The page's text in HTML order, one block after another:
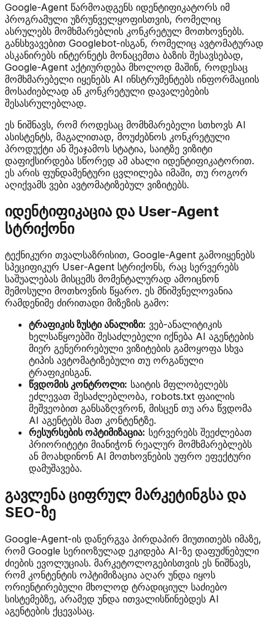
Google-Agent წარმოადგენს იდენტიფიკატორს იმ
პროგრამული უზრუნველყოფისთვის, რომელიც
ასრულებს მომხმარებლის კონკრეტულ მოთხოვნებს.
განსხვავებით Googlebot-ისგან, რომელიც ავტომატურად
ასკანირებს ინტერნეტს მონაცემთა ბაზის შესავსებად,
Google-Agent აქტიურდება მხოლოდ მაშინ, როდესაც
მომხმარებელი იყენებს AI ინსტრუმენტებს ინფორმაციის
მოსაძიებლად ან კონკრეტული დავალებების
შესასრულებლად.
ეს ნიშნავს, რომ როდესაც მომხმარებელი სთხოვს AI
ასისტენტს, მაგალითად, მოუძებნოს კონკრეტული
პროდუქტი ან შეაჯამოს სტატია, საიტზე ვიზიტი
დაფიქსირდება სწორედ ამ ახალი იდენტიფიკატორით.
ეს არის ფუნდამენტური ცვლილება იმაში, თუ როგორ
აღიქვამს ვები ავტომატიზებულ ვიზიტებს.
იდენტიფიკაცია და User-Agent
სტრიქონი
ტექნიკური თვალსაზრისით, Google-Agent გამოიყენებს
სპეციფიკურ User-Agent სტრიქონს, რაც სერვერებს
საშუალებას მისცემს მომენტალურად ამოიცნონ
შემოსული მოთხოვნის წყარო. ეს მნიშვნელოვანია
რამდენიმე ძირითადი მიზეზის გამო:
ტრაფიკის ზუსტი ანალიზი: ვებ-ანალიტიკის
ხელსაწყოებში შესაძლებელი იქნება AI აგენტების
მიერ გენერირებული ვიზიტების გამოყოფა სხვა
ტიპის ავტომატიზებული თუ ორგანული
ტრაფიკისგან.
წვდომის კონტროლი: საიტის მფლობელებს
ეძლევათ შესაძლებლობა, robots.txt ფაილის
მეშვეობით განსაზღვრონ, მისცენ თუ არა წვდომა
AI აგენტებს მათ კონტენტზე.
რესურსების ოპტიმიზაცია: სერვერებს შეეძლებათ
პრიორიტეტი მიანიჭონ რეალურ მომხმარებლებს
ან მოახდინონ AI მოთხოვნების უფრო ეფექტური
დამუშავება.
გავლენა ციფრულ მარკეტინგსა და
SEO-ზე
Google-Agent-ის დანერგვა პირდაპირ მიუთითებს იმაზე,
რომ Google სერიოზულად ეკიდება AI-ზე დაფუძნებული
ძიების ევოლუციას. მარკეტოლოგებისთვის ეს ნიშნავს,
რომ კონტენტის ოპტიმიზაცია აღარ უნდა იყოს
ორიენტირებული მხოლოდ ტრადიციულ საძიებო
სისტემებზე, არამედ უნდა ითვალისწინებდეს AI
აგენტების ქცევასაც.